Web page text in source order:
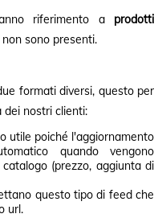
riferimento a prodotti
sono presenti.
formati diversi, questo per
nostri clienti:
utile poiché l'aggiornamento
quando vengono
(prezzo, aggiunta di
questo tipo di feed che
url.